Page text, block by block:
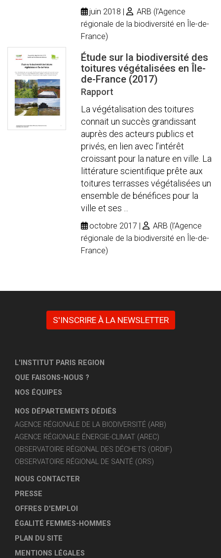
juin 2018
ARB (l’Agence
régionale de la biodiversité en Île-de-
France)
Étude sur la biodiversité des
toitures végétalisées en Île-
de-France (2017)
Rapport
La végétalisation des toitures
connait un succès grandissant
auprès des acteurs publics et
privés, en lien avec l’intérêt
croissant pour la nature en ville. La
littérature scientifique prête aux
toitures terrasses végétalisées un
ensemble de bénéfices pour la
ville et ses ...
octobre 2017
ARB (l’Agence
régionale de la biodiversité en Île-de-
France)
S'INSCRIRE À LA NEWSLETTER
L'INSTITUT PARIS REGION
QUE FAISONS-NOUS ?
NOS ÉQUIPES
NOS DÉPARTEMENTS DÉDIÉS
AGENCE RÉGIONALE DE LA BIODIVERSITÉ (ARB)
AGENCE RÉGIONALE ÉNERGIE-CLIMAT (AREC)
OBSERVATOIRE RÉGIONAL DES DÉCHETS (ORDIF)
OBSERVATOIRE RÉGIONAL DE SANTÉ (ORS)
NOUS CONTACTER
PRESSE
OFFRES D'EMPLOI
ÉGALITÉ FEMMES-HOMMES
PLAN DU SITE
MENTIONS LÉGALES